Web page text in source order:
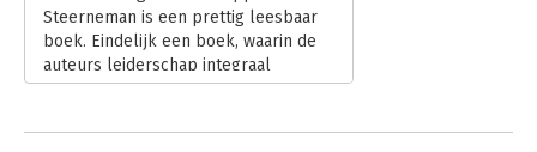
Steerneman is een prettig leesbaar
boek. Eindelijk een boek, waarin de
auteurs leiderschap integraal
benaderen.